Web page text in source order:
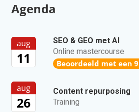
Agenda
aug
11
SEO & GEO met AI
Online mastercourse
Beoordeeld met een
aug
26
Content repurposing
Training